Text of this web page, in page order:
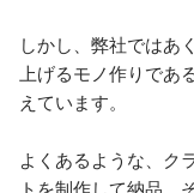
しかし、弊社ではあ
上げるモノ作りであ
えています。
よくあるような、ク
トを制作して納品、